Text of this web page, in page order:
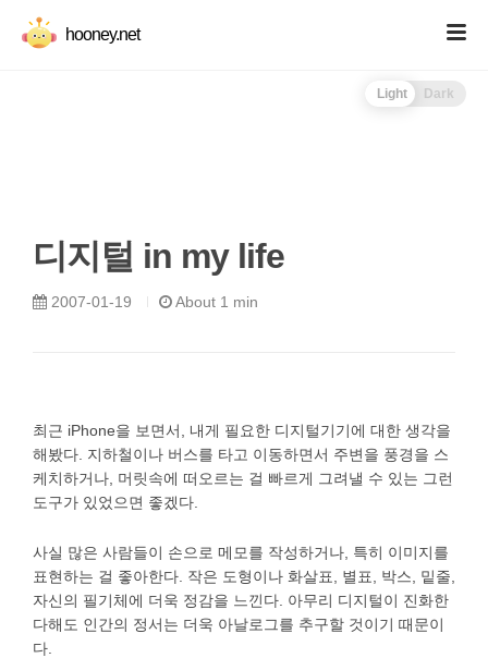
hooney.net
Light Dark
디지털 in my life
2007-01-19 About 1 min
최근 iPhone을 보면서, 내게 필요한 디지털기기에 대한 생각을
해봤다. 지하철이나 버스를 타고 이동하면서 주변을 풍경을 스
케치하거나, 머릿속에 떠오르는 걸 빠르게 그려낼 수 있는 그런
도구가 있었으면 좋겠다.
사실 많은 사람들이 손으로 메모를 작성하거나, 특히 이미지를
표현하는 걸 좋아한다. 작은 도형이나 화살표, 별표, 박스, 밑줄,
자신의 필기체에 더욱 정감을 느낀다. 아무리 디지털이 진화한
다해도 인간의 정서는 더욱 아날로그를 추구할 것이기 때문이
다.